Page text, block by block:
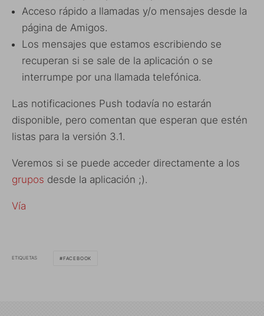
Acceso rápido a llamadas y/o mensajes desde la
página de Amigos.
Los mensajes que estamos escribiendo se
recuperan si se sale de la aplicación o se
interrumpe por una llamada telefónica.
Las notificaciones Push todavía no estarán
disponible, pero comentan que esperan que estén
listas para la versión 3.1.
Veremos si se puede acceder directamente a los
grupos desde la aplicación ;).
Vía
ETIQUETAS FACEBOOK